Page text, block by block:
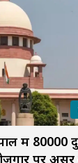
में 80000
पर असर